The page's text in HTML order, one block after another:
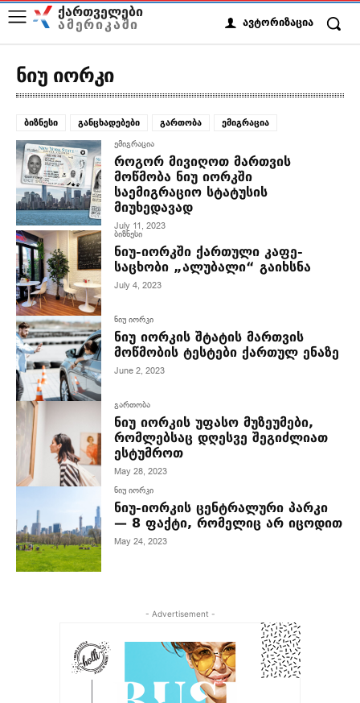
ქართველები
ამერიკაში ავტორიზაცია
ნიუ იორკი
ბიზნესი განცხადებები გართობა ემიგრაცია
ემიგრაცია
როგორ მივიღოთ მართვის
მოწმობა ნიუ იორკში
საემიგრაციო სტატუსის
მიუხედავად
July 11, 2023
ბიზნესი
ნიუ-იორკში ქართული კაფე-
საცხობი „ალუბალი“ გაიხსნა
July 4, 2023
ნიუ იორკი
ნიუ იორკის შტატის მართვის
მოწმობის ტესტები ქართულ ენაზე
June 2, 2023
გართობა
ნიუ იორკის უფასო მუზეუმები,
რომლებსაც დღესვე შეგიძლიათ
ესტუმროთ
May 28, 2023
ნიუ იორკი
ნიუ-იორკის ცენტრალური პარკი
— 8 ფაქტი, რომელიც არ იცოდით
May 24, 2023
- Advertisement -